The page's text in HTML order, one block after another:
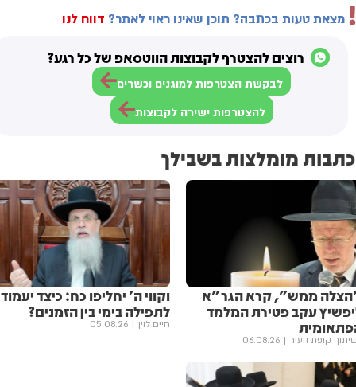
מצאת טעות בכתבה? תוכן שאינו ראוי לאתר? דווח לנו
רוצים להצטרף לקבוצות הווטסאפ של כל רגע?
לבקשת הצטרפות למוגנים וכשרים
להצטרפות ישירה לקבוצות
כתבות מומלצות בשבילך
ממש", קרא הגר"א
עקב פטירת המלמד
קופת העיר 06.08.26
וקווי ה' יחליפו כח: כיצד יעמוד
לתפילה בימי בין הזמנים?
חיים לוין 05.08.26